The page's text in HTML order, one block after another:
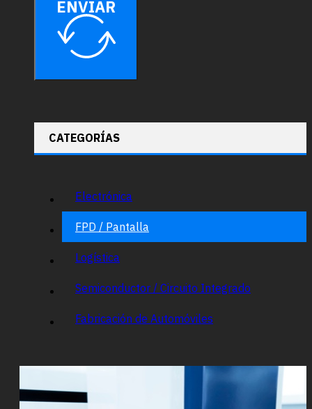
ENVIAR
CATEGORÍAS
Electrónica
FPD / Pantalla
Logística
Semiconductor / Circuito Integrado
Fabricación de Automóviles